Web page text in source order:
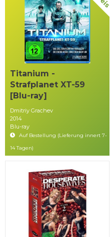
Titanium -
Strafplanet XT-59
[Blu-ray]
Dmitriy Grachev
2014
Blu-ray
Auf Bestellung (Lieferung innert 7-
14 Tagen)